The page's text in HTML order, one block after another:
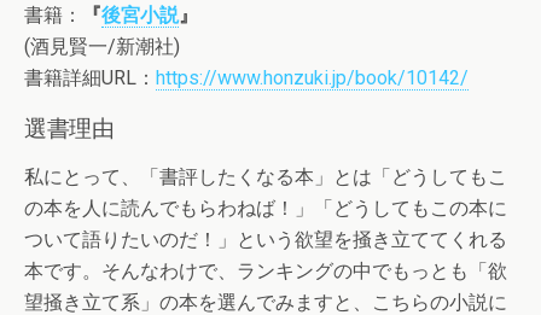
書籍： 『後宮小説』
(酒見賢一/新潮社)
書籍詳細URL： https://www.honzuki.jp/book/10142/
選書理由
私にとって、「書評したくなる本」とは「どうしてもこ
の本を人に読んでもらわねば！」「どうしてもこの本に
ついて語りたいのだ！」という欲望を掻き立ててくれる
本です。そんなわけで、ランキングの中でもっとも「欲
望掻き立て系」の本を選んでみますと、こちらの小説に